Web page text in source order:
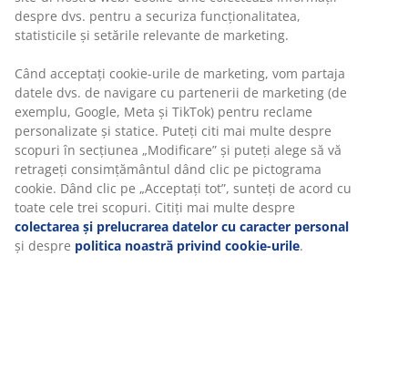
Scaun de terasă din oțel și poliratan. 72x83x80 cm
Unitate de stoc: 3700232
Instrucțiuni de asamblare
Specificații
despre dvs. pentru a securiza funcționalitatea,
statisticile și setările relevante de marketing.
Când acceptați cookie-urile de marketing, vom partaja
datele dvs. de navigare cu partenerii de marketing (de
exemplu, Google, Meta și TikTok) pentru reclame
personalizate și statice. Puteți citi mai multe despre
scopuri în secțiunea „Modificare” și puteți alege să vă
retrageți consimțământul dând clic pe pictograma
cookie. Dând clic pe „Acceptați tot”, sunteți de acord cu
toate cele trei scopuri. Citiți mai multe despre
colectarea și prelucrarea datelor cu caracter personal
și despre politica noastră privind cookie-urile.